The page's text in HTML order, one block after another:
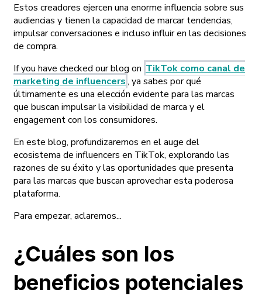
Estos creadores ejercen una enorme influencia sobre sus
audiencias y tienen la capacidad de marcar tendencias,
impulsar conversaciones e incluso influir en las decisiones
de compra.
If you have checked our blog on TikTok como canal de
marketing de influencers, ya sabes por qué
últimamente es una elección evidente para las marcas
que buscan impulsar la visibilidad de marca y el
engagement con los consumidores.
En este blog, profundizaremos en el auge del
ecosistema de influencers en TikTok, explorando las
razones de su éxito y las oportunidades que presenta
para las marcas que buscan aprovechar esta poderosa
plataforma.
Para empezar, aclaremos...
¿Cuáles son los
beneficios potenciales